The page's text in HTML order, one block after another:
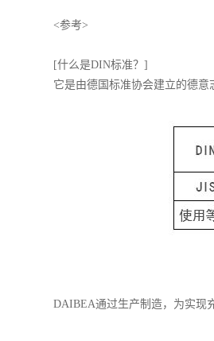
<参考>
[什么是DIN标准？]
它是由德国标准协会建立的德意
DAIBEA通过生产制造，为实现